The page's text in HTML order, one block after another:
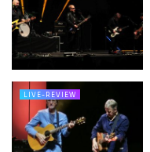
LIVE-REVIEW